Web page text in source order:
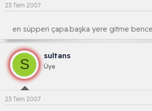
23 Tem 2007
en süpperi çapa.başka yere gitme bence
S
sultans
Üye
23 Tem 2007